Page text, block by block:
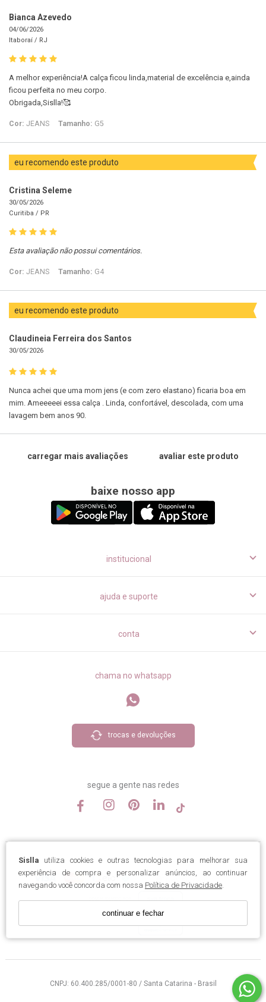
Sislla utiliza cookies e outras tecnologias para melhorar sua
experiência de compra e personalizar anúncios, ao continuar
navegando você concorda com nossa Política de Privacidade.
continuar e fechar
Bianca Azevedo
04/06/2026
Itaboraí / RJ
A melhor experiência!A calça ficou linda,material de excelência e,ainda
ficou perfeita no meu corpo.
Obrigada,Sislla!🥰
Cor: JEANS Tamanho: G5
eu recomendo este produto
Cristina Seleme
30/05/2026
Curitiba / PR
Esta avaliação não possui comentários.
Cor: JEANS Tamanho: G4
eu recomendo este produto
Claudineia Ferreira dos Santos
30/05/2026
Nunca achei que uma mom jens (e com zero elastano) ficaria boa em
mim. Ameeeeei essa calça . Linda, confortável, descolada, com uma
lavagem bem anos 90.
carregar mais avaliações avaliar este produto
baixe nosso app
institucional
ajuda e suporte
conta
chama no whatsapp
trocas e devoluções
segue a gente nas redes
CNPJ: 60.400.285/0001-80 / Santa Catarina - Brasil